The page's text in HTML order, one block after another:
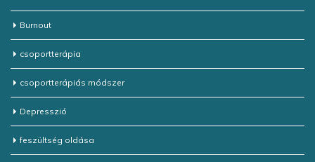
Burnout
csoportterápia
csoportterápiás módszer
Depresszió
feszültség oldása